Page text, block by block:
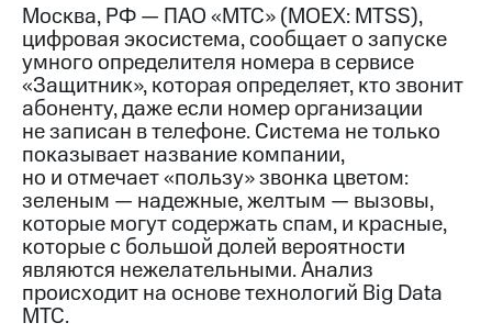
Контакты
Медиа-центр
Пресс-
релизы
МТС
о технологиях
Достижения
Интервью
Москва, РФ — ПАО «МТС» (MOEX: MTSS),
цифровая экосистема, сообщает о запуске
умного определителя номера в сервисе
«Защитник», которая определяет, кто звонит
абоненту, даже если номер организации
не записан в телефоне. Система не только
показывает название компании,
но и отмечает «пользу» звонка цветом:
зеленым — надежные, желтым — вызовы,
которые могут содержать спам, и красные,
которые с большой долей вероятности
являются нежелательными. Анализ
происходит на основе технологий Big Data
МТС.